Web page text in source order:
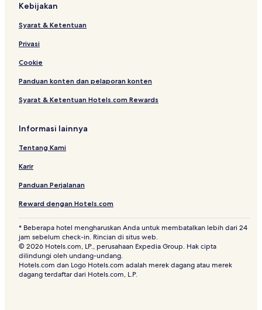
l
o
c
a
e
H
s
i
a
i
y
Kebijakan
Syarat & Ketentuan
Privasi
Cookie
Panduan konten dan pelaporan konten
Syarat & Ketentuan Hotels.com Rewards
Informasi lainnya
Tentang Kami
Karir
Panduan Perjalanan
Reward dengan Hotels.com
* Beberapa hotel mengharuskan Anda untuk membatalkan lebih dari 24
jam sebelum check-in. Rincian di situs web.
© 2026 Hotels.com, LP., perusahaan Expedia Group. Hak cipta
dilindungi oleh undang-undang.
Hotels.com dan Logo Hotels.com adalah merek dagang atau merek
dagang terdaftar dari Hotels.com, L.P.